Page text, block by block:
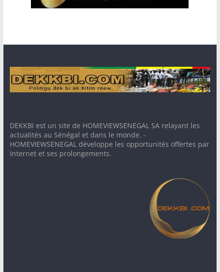
DEKKBI est un site de HOMEVIEWSENEGAL SA relayant les
actualités au Sénégal et dans le monde. -
HOMEVIEWSENEGAL développe les opportunités offertes par
Internet et ses prolongements.